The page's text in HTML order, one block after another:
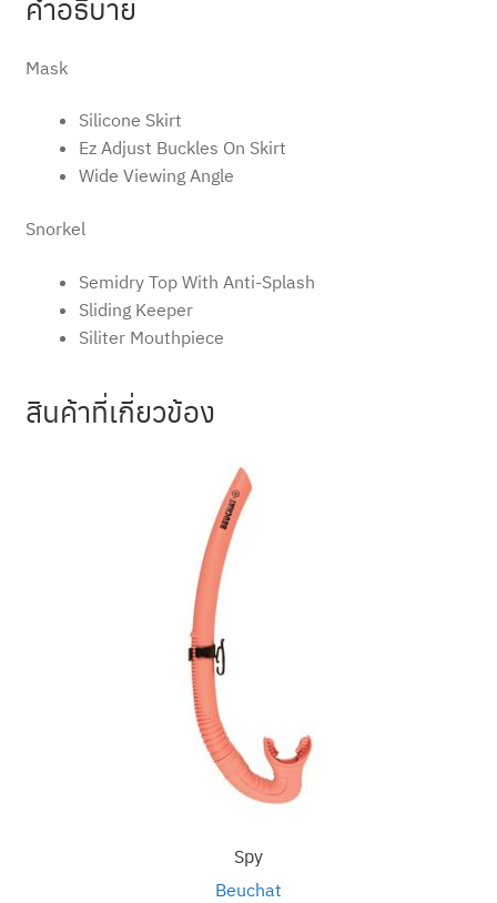
Mask
Silicone Skirt
Ez Adjust Buckles On Skirt
Wide Viewing Angle
Snorkel
Semidry Top With Anti-Splash
Sliding Keeper
Siliter Mouthpiece
สินค้าที่เกี่ยวข้อง
Spy
Beuchat